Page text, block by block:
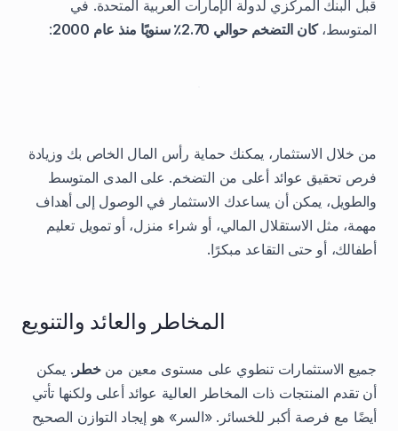
قبل البنك المركزي لدولة الإمارات العربية المتحدة. في
المتوسط،كان التضخم حوالي 2.70٪ سنويًا منذ عام 2000 :
من خلال الاستثمار، يمكنك حماية رأس المال الخاص بك وزيادة
فرص تحقيق عوائد أعلى من التضخم. على المدى المتوسط
والطويل، يمكن أن يساعدك الاستثمار في الوصول إلى أهداف
مهمة، مثل الاستقلال المالي، أو شراء منزل، أو تمويل تعليم
أطفالك، أو حتى التقاعد مبكرًا.
المخاطر والعائد والتنويع
جميع الاستثمارات تنطوي على مستوى معين منخطر. يمكن
أن تقدم المنتجات ذات المخاطر العالية عوائد أعلى ولكنها تأتي
أيضًا مع فرصة أكبر للخسائر. «السر» هو إيجاد التوازن الصحيح